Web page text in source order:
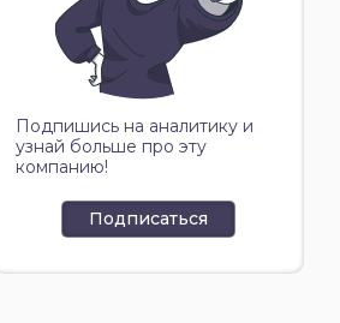
Подпишись на аналитику и
узнай больше про эту
компанию!
Подписаться